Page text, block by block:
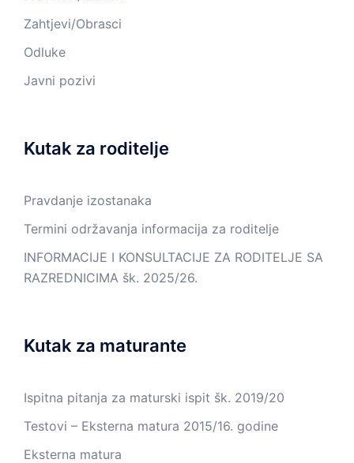
Zahtjevi/Obrasci
Odluke
Javni pozivi
Kutak za roditelje
Pravdanje izostanaka
Termini održavanja informacija za roditelje
INFORMACIJE I KONSULTACIJE ZA RODITELJE SA
RAZREDNICIMA šk. 2025/26.
Kutak za maturante
Ispitna pitanja za maturski ispit šk. 2019/20
Testovi – Eksterna matura 2015/16. godine
Eksterna matura